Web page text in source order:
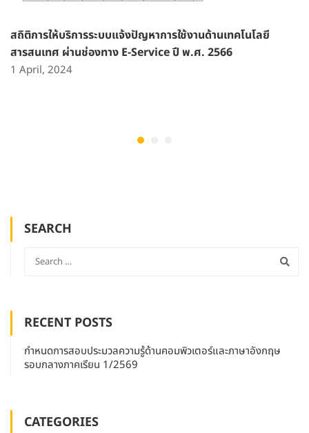
สถิติการให้บริการระบบแจ้งปัญหาการใช้งานด้านเทคโนโลยี
สารสนเทศ ผ่านช่องทาง E-Service ปี พ.ศ. 2566
1 April, 2024
SEARCH
RECENT POSTS
กำหนดการสอบประมวลความรู้ด้านคอมพิวเตอร์และภาษาอังกฤษ
รอบกลางภาคเรียน 1/2569
CATEGORIES